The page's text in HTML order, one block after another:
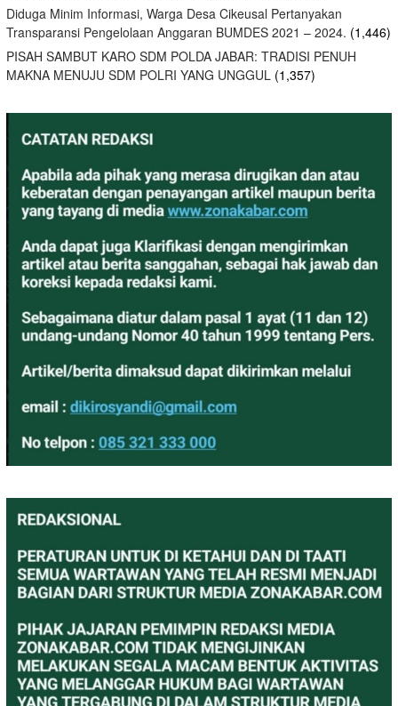
Diduga Minim Informasi, Warga Desa Cikeusal Pertanyakan
Transparansi Pengelolaan Anggaran BUMDES 2021 – 2024. (1,446)
PISAH SAMBUT KARO SDM POLDA JABAR: TRADISI PENUH
MAKNA MENUJU SDM POLRI YANG UNGGUL (1,357)